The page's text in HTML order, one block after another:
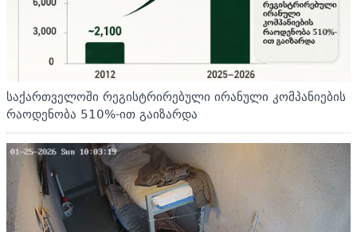
საქართველოში რეგისტრირებული ირანული კომპანიების
რაოდენობა 510%-ით გაიზარდა